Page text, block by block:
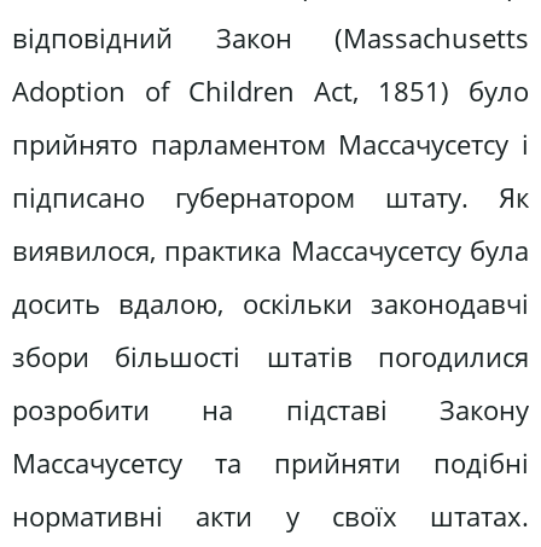
відповідний Закон (Massachusetts
Adoption of Children Act, 1851) було
прийнято парламентом Массачусетсу і
підписано губернатором штату. Як
виявилося, практика Массачусетсу була
досить вдалою, оскільки законодавчі
збори більшості штатів погодилися
розробити на підставі Закону
Массачусетсу та прийняти подібні
нормативні акти у своїх штатах.